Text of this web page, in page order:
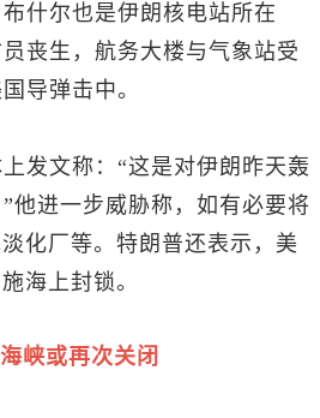
什尔也是伊朗核电站所在
丧生，航务大楼与气象站受
导弹击中。
发文称：“这是对伊朗昨天轰
他进一步威胁称，如有必要将
化厂等。特朗普还表示，美
海上封锁。
峡或再次关闭